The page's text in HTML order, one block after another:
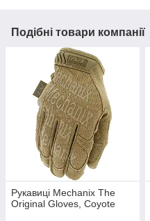
Подібні товари компанії
Рукавиці Mechanix The
Original Gloves, Coyote